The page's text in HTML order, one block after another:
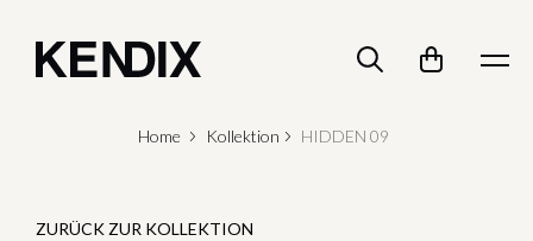
Home Kollektion HIDDEN 09
ZURÜCK ZUR KOLLEKTION